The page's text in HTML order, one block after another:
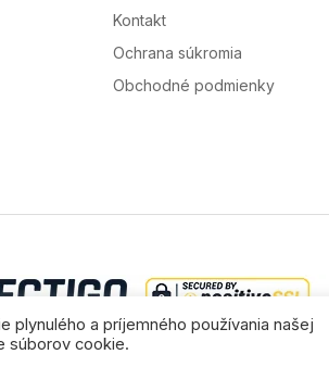
Kontakt
Ochrana súkromia
Obchodné podmienky
plynulého a príjemného používania našej
súborov cookie.